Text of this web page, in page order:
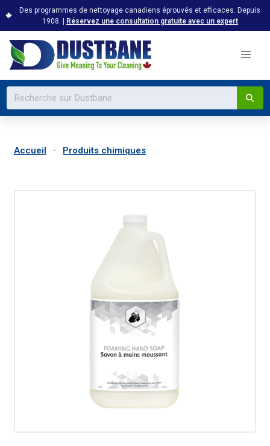
Des programmes de nettoyage canadiens éprouvés et efficaces. Depuis
1908. | Réservez une consultation gratuite avec un expert
Accueil Produits chimiques